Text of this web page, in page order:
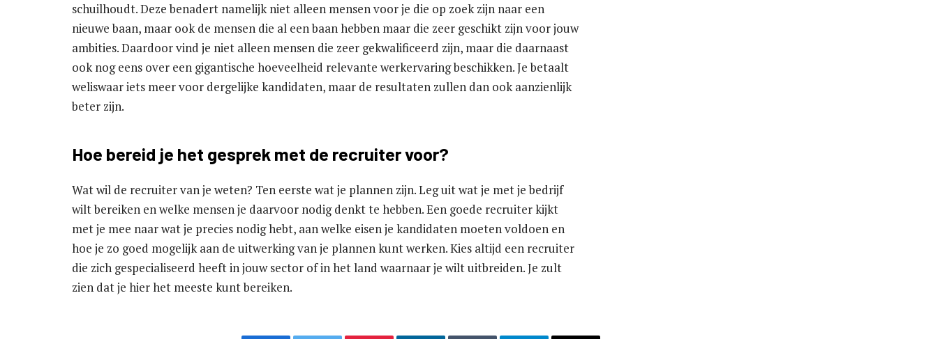
schuilhoudt. Deze benadert namelijk niet alleen mensen voor je die op zoek zijn naar een
nieuwe baan, maar ook de mensen die al een baan hebben maar die zeer geschikt zijn voor jouw
ambities. Daardoor vind je niet alleen mensen die zeer gekwalificeerd zijn, maar die daarnaast
ook nog eens over een gigantische hoeveelheid relevante werkervaring beschikken. Je betaalt
weliswaar iets meer voor dergelijke kandidaten, maar de resultaten zullen dan ook aanzienlijk
beter zijn.
Hoe bereid je het gesprek met de recruiter voor?
Wat wil de recruiter van je weten? Ten eerste wat je plannen zijn. Leg uit wat je met je bedrijf
wilt bereiken en welke mensen je daarvoor nodig denkt te hebben. Een goede recruiter kijkt
met je mee naar wat je precies nodig hebt, aan welke eisen je kandidaten moeten voldoen en
hoe je zo goed mogelijk aan de uitwerking van je plannen kunt werken. Kies altijd een recruiter
die zich gespecialiseerd heeft in jouw sector of in het land waarnaar je wilt uitbreiden. Je zult
zien dat je hier het meeste kunt bereiken.